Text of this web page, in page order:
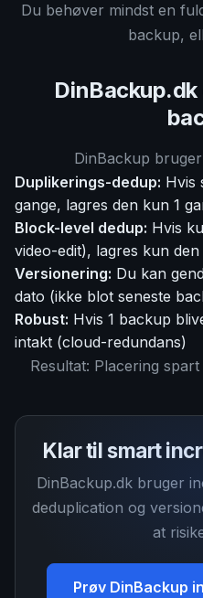
Du behøver mindst en
backup,
DinBackup
Duplikerings-dedup: Hvis
gange, lagres den kun 1
Block-level dedup: Hvis
video-edit), lagres kun
Versionering: Du kan
dato (ikke blot seneste
Robust: Hvis 1 backup
intakt (cloud-redundans)
Resultat: Placering
Klar til smart
DinBackup.dk bruger
deduplication og
at
Prøv DinBackup